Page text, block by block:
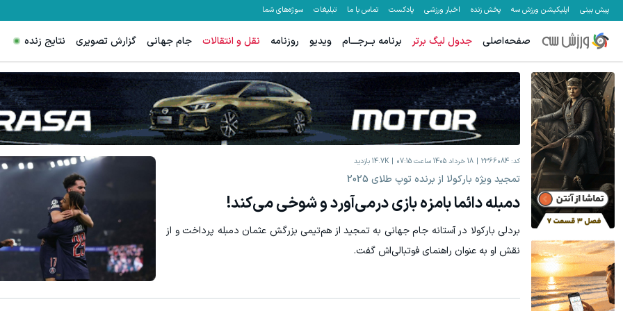
پیش بینی اپلیکیشن ورزش سه پخش زنده اخبار ورزشی پادکست تماس با ما تبلیغات سوژه‌های شما
صفحه‌اصلی جدول لیگ برتر برنامه بــرجـــام ویدیو روزنامه نقل و انتقالات جام جهانی گزارش تصویری نتایج زنده
کد: 2366084 18 خرداد 1405 ساعت 07:15 14.7K بازدید
‫تمجید ویژه بارکولا از برنده توپ طلای 2025
دمبله دائما بامزه بازی درمی‌آورد و شوخی می‌کند!
‫بردلی بارکولا در آستانه جام جهانی به تمجید از هم‌تیمی بزرگش عثمان دمبله پرداخت و از
نقش او به عنوان راهنمای فوتبالی‌اش گفت.
IM LS7 لوکس ترین شاسی بلند برقی ایران
ثبت درخواست
بازدید از IM LS7 لوکس ترین شاسی بلند برقی ایران در باشگاه انقلاب
ثبت درخواست
جای